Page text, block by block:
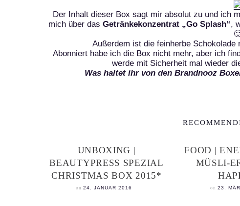
Der Inhalt dieser Box sagt mir absolut zu und ich
mich über das Getränkekonzentrat „Go Splash“,
Außerdem ist die feinherbe
Abonniert habe ich die Box nicht mehr, aber ich
werde mit Sicherheit mal wieder
Was haltet ihr von den Brandnooz
UNBOXING |
BEAUTYPRESS SPEZIAL
CHRISTMAS BOX 2015*
on 24. JANUAR 2016
FOOD |
MÜSLI-
on 23.